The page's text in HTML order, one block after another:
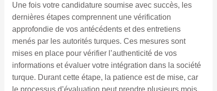
Une fois votre candidature soumise avec succès, les
dernières étapes comprennent une vérification
approfondie de vos antécédents et des entretiens
menés par les autorités turques. Ces mesures sont
mises en place pour vérifier l’authenticité de vos
informations et évaluer votre intégration dans la société
turque. Durant cette étape, la patience est de mise, car
le processus d’évaluation peut prendre plusieurs mois.